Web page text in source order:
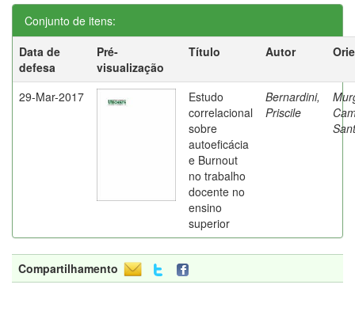
Conjunto de itens:
Data de
defesa
Pré-
visualização
Título Autor
29-Mar-2017
Estudo
correlacional
sobre
autoeficácia
e Burnout
no trabalho
docente no
ensino
superior
Bernardini,
Priscile
Compartilhamento